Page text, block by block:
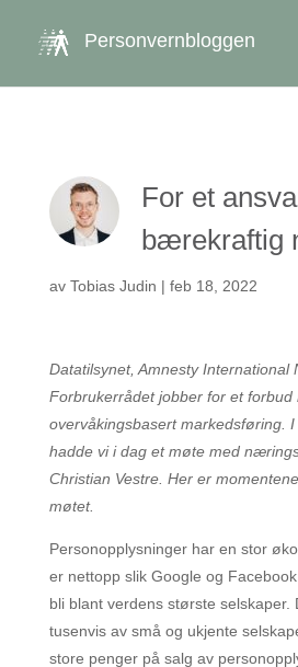
Personvernbloggen
For et
bærekraftig
av Tobias Judin | feb 18, 2022
Datatilsynet, Amnesty International
Forbrukerrådet jobber for et forbud
overvåkingsbasert markedsføring.
hadde vi i dag et møte med
Christian Vestre. Her er
møtet.
Personopplysninger har en stor
er nettopp slik Google og
bli blant verdens største selskaper.
tusenvis av små og ukjente
store penger på salg av